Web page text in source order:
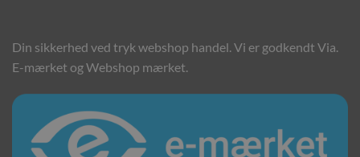
Din sikkerhed ved tryk webshop handel. Vi er godkendt Via.
E-mærket og Webshop mærket.